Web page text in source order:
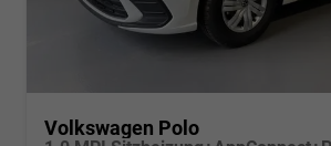
Volkswagen Polo